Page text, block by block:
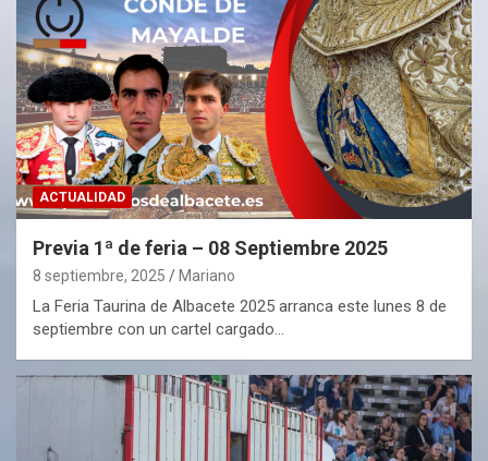
ACTUALIDAD
Previa 1ª de feria – 08 Septiembre 2025
8 septiembre, 2025 Mariano
La Feria Taurina de Albacete 2025 arranca este lunes 8 de
septiembre con un cartel cargado…